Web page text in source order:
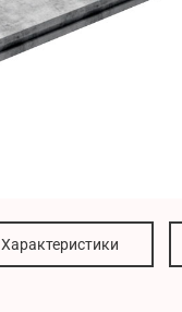
Характеристики